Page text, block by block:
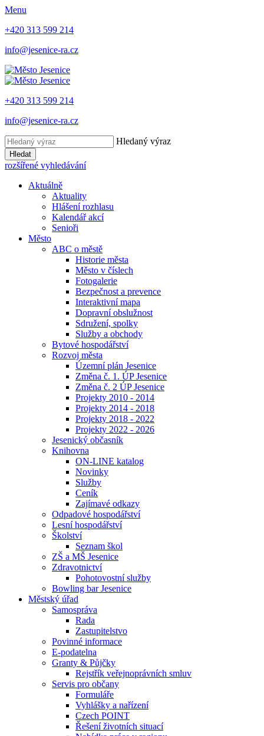
Menu
+420 313 599 214
info@jesenice-ra.cz
+420 313 599 214
info@jesenice-ra.cz
Hledaný výraz
Hledat
rozšířené vyhledávání
Aktuálně
Aktuality
Hlášení rozhlasu
Kalendář akcí
Senioři
Město
ABC o městě
Historie města
Město v číslech
Fotogalerie
Bezpečnost a prevence
Interaktivní mapa
Dopravní obslužnost
Sdružení, spolky
Služby a obchody
Bytové hospodářství
Rozvoj města
Územní plán Jesenice
Změna č. 1. ÚP Jesenice
Změna č. 2 ÚP Jesenice
Projekty 2010 - 2014
Projekty 2014 - 2018
Projekty 2018 - 2022
Projekty 2022 - 2026
Jesenický občasník
Knihovna
ON-LINE katalog
Novinky
Služby
Ceník
Zajímavé odkazy
Odpadové hospodářství
Lesní hospodářství
Školství
Seznam škol
ZŠ a MŠ Jesenice
Zdravotnictví
Pohotovostní služby
Bowling bar Jesenice
Městský úřad
Samospráva
Rada
Zastupitelstvo
Povinné informace
E-podatelna
Granty & Půjčky
Rejstřík veřejnoprávních smluv
Servis pro občany
Formuláře
Vyhlášky a nařízení
Czech POINT
Řešení životních situací